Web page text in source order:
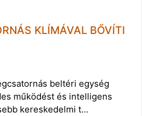
KLÍMÁVAL BŐVÍTI
beltéri egység
működést és intelligens
kereskedelmi t…